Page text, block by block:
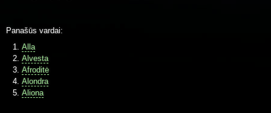
Panašūs vardai:
Alla
Alvesta
Afroditė
Alondra
Aliona